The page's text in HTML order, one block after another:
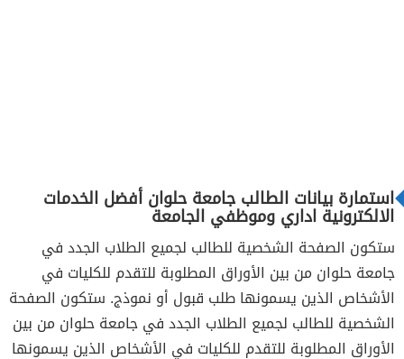
استمارة بيانات الطالب جامعة حلوان أفضل الخدمات
الالكترونية اداري وموظفي الجامعة
ستكون الصفحة الشخصية للطالب لجميع الطلاب الجدد في
جامعة حلوان من بين الأوراق المطلوبة للتقدم للكليات في
الأشخاص الذين يسمونها طلب قبول أو نموذج. ستكون الصفحة
الشخصية للطالب لجميع الطلاب الجدد في جامعة حلوان من بين
الأوراق المطلوبة للتقدم للكليات في الأشخاص الذين يسمونها